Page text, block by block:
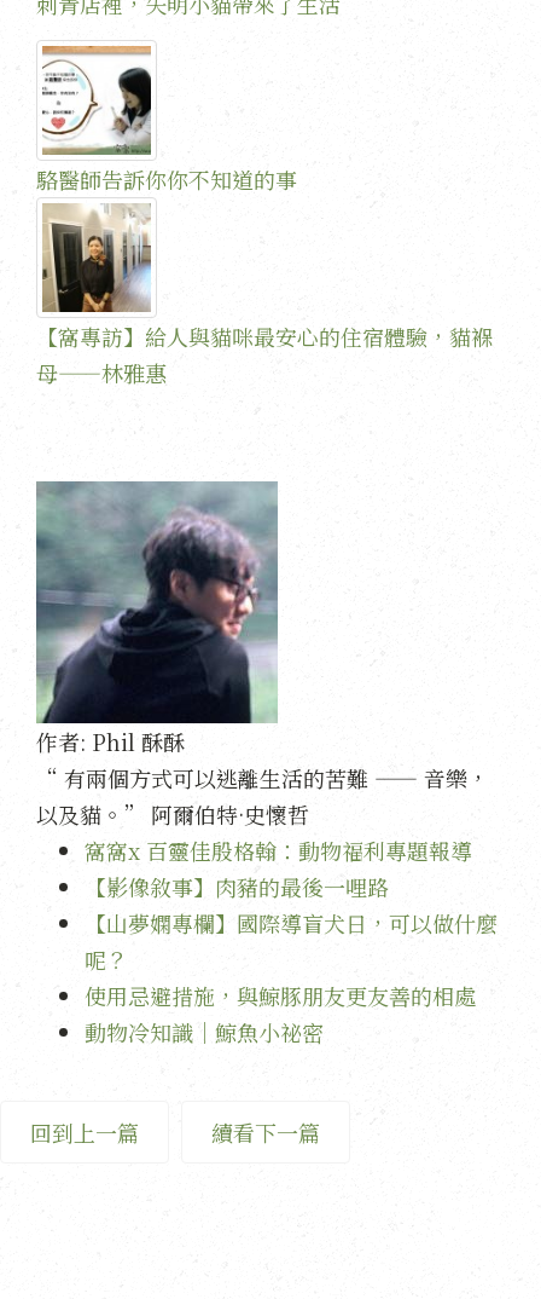
駱醫師告訴你你不知道的事
【窩專訪】給人與貓咪最安心的住宿體驗，貓褓
母——林雅惠
作者: Phil 酥酥
“ 有兩個方式可以逃離生活的苦難 —— 音樂，
以及貓。” 阿爾伯特·史懷哲
窩窩x 百靈佳殷格翰：動物福利專題報導
【影像敘事】肉豬的最後一哩路
【山夢嫻專欄】國際導盲犬日，可以做什麼
呢？
使用忌避措施，與鯨豚朋友更友善的相處
動物冷知識｜鯨魚小祕密
回到上一篇 續看下一篇